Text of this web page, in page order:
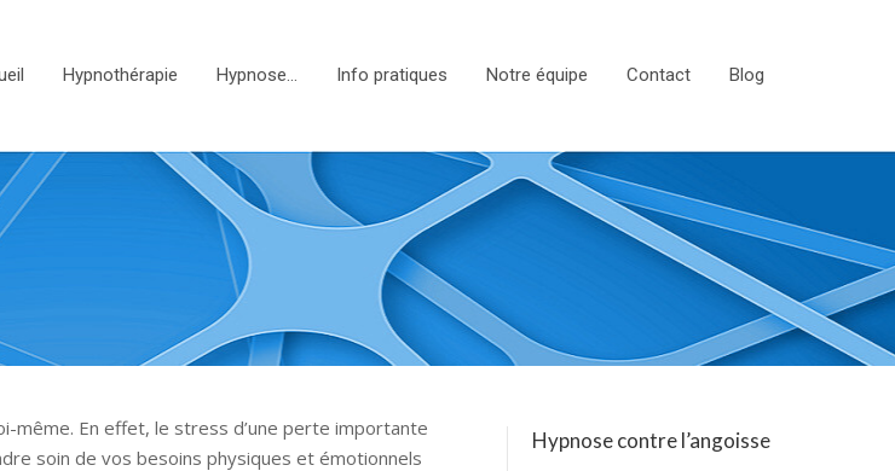
Hypnothérapie Hypnose… Info pratiques Notre équipe Contact Blog
même. En effet, le stress d’une perte importante
soin de vos besoins physiques et émotionnels
Hypnose contre l’angoisse